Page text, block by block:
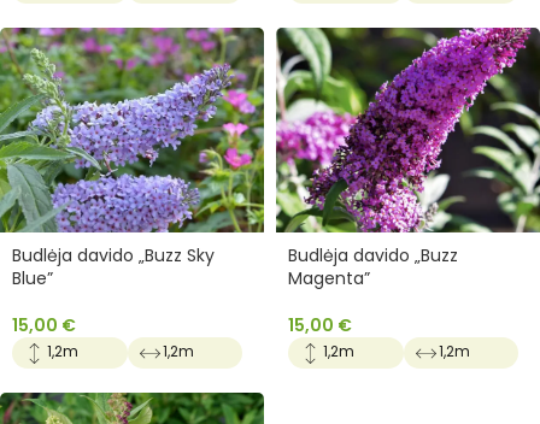
Budlėja davido „Buzz Sky
Blue”
15,00 €
1,2m 1,2m
Budlėja davido „Buzz
Magenta”
15,00 €
1,2m 1,2m